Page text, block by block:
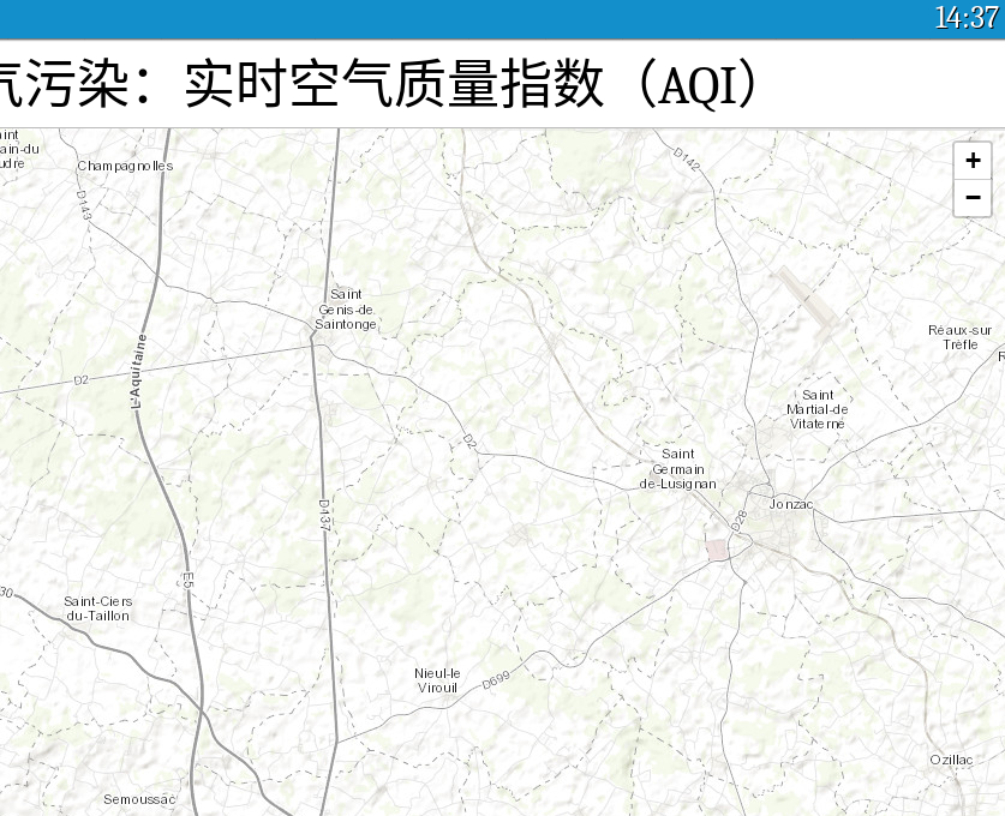
14:37
污染：实时空气质量指数（AQI）
+
−